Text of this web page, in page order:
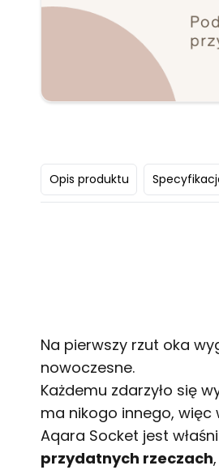
Opis produktu
Na pierwszy rzut oka
nowoczesne.
Każdemu zdarzyło się
ma nikogo innego, więc
Aqara Socket jest
przydatnych rzeczach